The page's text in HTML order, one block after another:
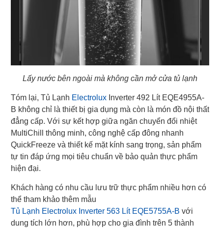
Lấy nước bên ngoài mà không cần mở cửa tủ lạnh
Tóm lại, Tủ Lạnh Electrolux Inverter 492 Lít EQE4955A-
B không chỉ là thiết bị gia dụng mà còn là món đồ nội thất
đẳng cấp. Với sự kết hợp giữa ngăn chuyển đổi nhiệt
MultiChill thông minh, công nghệ cấp đông nhanh
QuickFreeze và thiết kế mặt kính sang trọng, sản phẩm
tự tin đáp ứng mọi tiêu chuẩn về bảo quản thực phẩm
hiện đại.
Khách hàng có nhu cầu lưu trữ thực phẩm nhiều hơn có
thể tham khảo thêm mẫu
Tủ Lạnh Electrolux Inverter 563 Lít EQE5755A-B với
dung tích lớn hơn, phù hợp cho gia đình trên 5 thành